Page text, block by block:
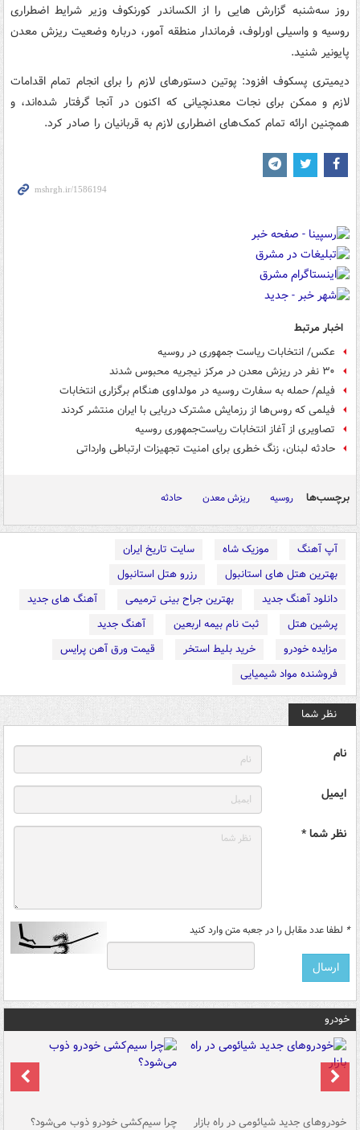
روز سه‌شنبه گزارش هایی را از الکساندر کورنکوف وزیر شرایط اضطراری
روسیه و واسیلی اورلوف، فرماندار منطقه آمور، درباره وضعیت ریزش معدن
پایونیر شنید.
دیمیتری پسکوف افزود: پوتین دستورهای لازم را برای انجام تمام اقدامات
لازم و ممکن برای نجات معدنچیانی که اکنون در آنجا گرفتار شده‌اند، و
همچنین ارائه تمام کمک‌های اضطراری لازم به قربانیان را صادر کرد.
اخبار مرتبط
عکس/ انتخابات ریاست جمهوری در روسیه
۳۰ نفر در ریزش معدن در مرکز نیجریه محبوس شدند
فیلم/ حمله به سفارت روسیه در مولداوی هنگام برگزاری انتخابات
فیلمی که روس‌ها از رزمایش مشترک دریایی با ایران منتشر کردند
تصاویری از آغاز انتخابات ریاست‌جمهوری روسیه
حادثه لبنان، زنگ خطری برای امنیت تجهیزات ارتباطی وارداتی
برچسب‌ها روسیه ریزش معدن حادثه
آپ آهنگ موزیک شاه
سایت تاریخ ایران
بهترین هتل های استانبول
رزرو هتل استانبول
دانلود آهنگ جدید
بهترین جراح بینی ترمیمی
آهنگ های جدید
پرشین هتل
ثبت نام بیمه اربعین
آهنگ جدید
مزایده خودرو
خرید بلیط استخر
قیمت ورق آهن پرایس
فروشنده مواد شیمیایی
نظر شما
نام
ایمیل
نظر شما *
* لطفا عدد مقابل را در جعبه متن وارد کنید
خودرو
خودروهای جدید شیائومی در راه بازار چرا سیم‌کشی خودرو ذوب می‌شود؟